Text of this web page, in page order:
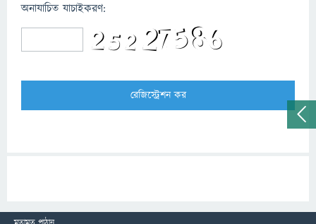
অনাযাচিত যাচাইকরণ: